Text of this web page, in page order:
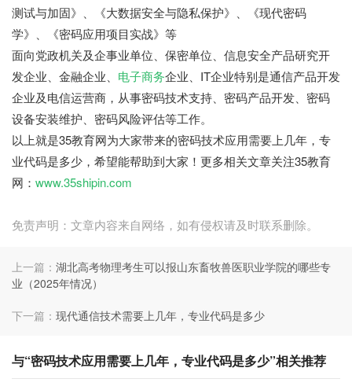
测试与加固》、《大数据安全与隐私保护》、《现代密码
学》、《密码应用项目实战》等
面向党政机关及企事业单位、保密单位、信息安全产品研究开
发企业、金融企业、 电子商务企业、IT企业特别是通信产品开发
企业及电信运营商，从事密码技术支持、密码产品开发、密码
设备安装维护、密码风险评估等工作。
以上就是35教育网为大家带来的密码技术应用需要上几年，专
业代码是多少，希望能帮助到大家！更多相关文章关注35教育
网： www.35shipin.com
免责声明：文章内容来自网络，如有侵权请及时联系删除。
上一篇： 湖北高考物理考生可以报山东畜牧兽医职业学院的哪些专
业（2025年情况）
下一篇： 现代通信技术需要上几年，专业代码是多少
与“密码技术应用需要上几年，专业代码是多少”相关推荐